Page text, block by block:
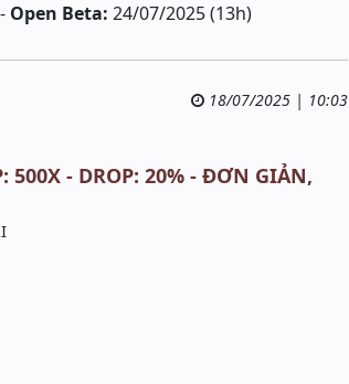
Open Beta: 24/07/2025 (13h)
18/07/2025 | 10:03
500X - DROP: 20% - ĐƠN GIẢN,